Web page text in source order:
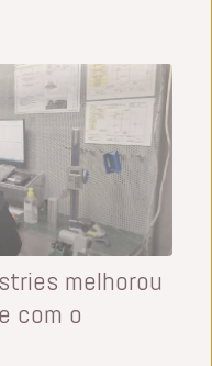
melhorou
com o